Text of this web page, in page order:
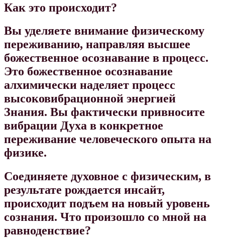
Как это происходит?
Вы уделяете внимание физическому
переживанию, направляя высшее
божественное осознавание в процесс.
Это божественное осознавание
алхимически наделяет процесс
высоковибрационной энергией
Знания. Вы фактически привносите
вибрации Духа в конкретное
переживание человеческого опыта на
физике.
Соединяете духовное с физическим, в
результате рождается инсайт,
происходит подъем на новый уровень
сознания. Что произошло со мной на
равноденствие?